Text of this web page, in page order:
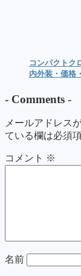
コンパクトク
内外装・価格
- Comments -
メールアドレス
ている欄は必須
コメント ※
名前